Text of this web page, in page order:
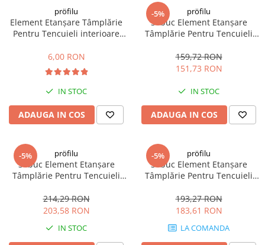
pröfilu
Element Etanșare Tâmplărie
Pentru Tencuieli interioare
1.6m
6,00 RON
IN STOC
ADAUGA IN COS
-5% pröfilu
30buc Element Etanșare
Tâmplărie Pentru Tencuieli
6mm 1.4m
159,72 RON
151,73 RON
IN STOC
ADAUGA IN COS
-5% pröfilu
30buc Element Etanșare
Tâmplărie Pentru Tencuieli
6mm 1.6m
214,29 RON
203,58 RON
IN STOC
-5% pröfilu
30buc Element Etanșare
Tâmplărie Pentru Tencuieli
9mm 1.4m
193,27 RON
183,61 RON
LA COMANDA